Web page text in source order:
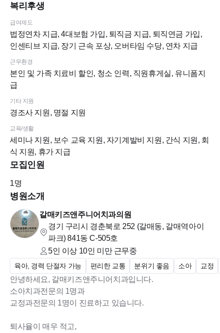
복리후생
급여제도
법정연차 지급, 4대보험 가입, 퇴직금 지급, 퇴직연금 가입,
인센티브 지급, 장기 근속 포상, 오버타임 수당, 연차 지급
근무환경
본인 및 가족 치료비 할인, 청소 인력, 직원휴게실, 유니폼지
급
기타 지원
경조사 지원, 명절 지원
교육/생활
세미나 지원, 보수 교육 지원, 자기계발비 지원, 간식 지원, 회
식 지원, 휴가 지급
모집인원
1명
병원소개
갈매키즈앤주니어치과의원
경기 구리시 경춘북로 252 (갈매동, 갈매역아이
파크) 841동 C-505호
5인 이상 10인 미만근무중
육아, 경력 단절자 가능 편리한 교통 분위기 좋음 소아 교정
안녕하세요, 갈매키즈앤주니어치과입니다.
소아치과전문의 1명과
교정과전문의 1명이 진료하고 있습니다.
퇴사율이 매우 적고,